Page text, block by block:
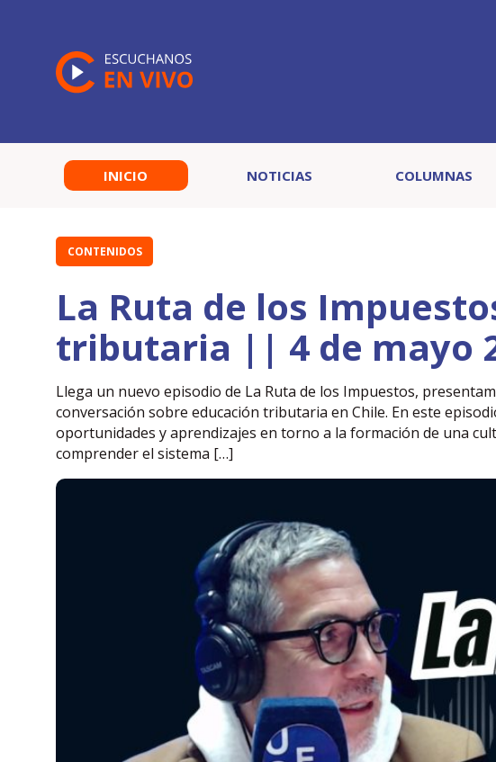
INICIO NOTICIAS COLUMNAS
CONTENIDOS
La Ruta de los
tributaria || 4 de mayo
Llega un nuevo episodio de La Ruta de los Impuestos,
conversación sobre educación tributaria en Chile. En este
oportunidades y aprendizajes en torno a la formación de una
comprender el sistema […]